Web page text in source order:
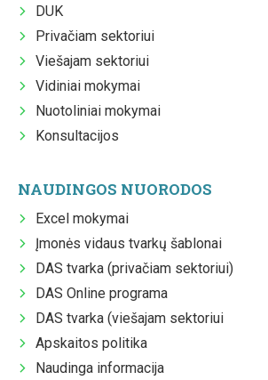
DUK
Privačiam sektoriui
Viešajam sektoriui
Vidiniai mokymai
Nuotoliniai mokymai
Konsultacijos
NAUDINGOS NUORODOS
Excel mokymai
Įmonės vidaus tvarkų šablonai
DAS tvarka (privačiam sektoriui)
DAS Online programa
DAS tvarka (viešajam sektoriui
Apskaitos politika
Naudinga informacija